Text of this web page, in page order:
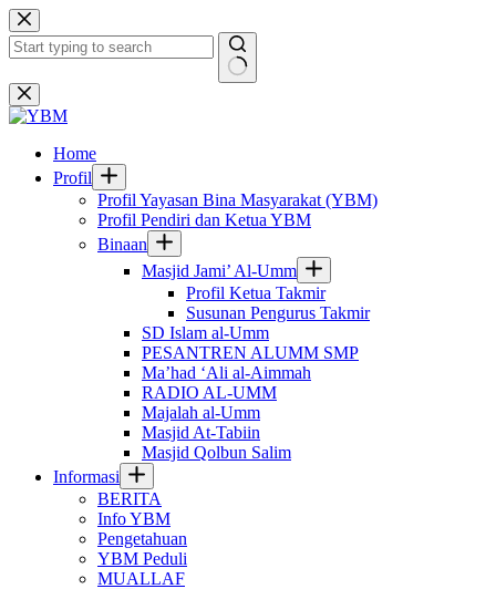
Skip
to
content
No
results
Home
Profil
Profil Yayasan Bina Masyarakat (YBM)
Profil Pendiri dan Ketua YBM
Binaan
Masjid Jami’ Al-Umm
Profil Ketua Takmir
Susunan Pengurus Takmir
SD Islam al-Umm
PESANTREN ALUMM SMP
Ma’had ‘Ali al-Aimmah
RADIO AL-UMM
Majalah al-Umm
Masjid At-Tabiin
Masjid Qolbun Salim
Informasi
BERITA
Info YBM
Pengetahuan
YBM Peduli
MUALLAF